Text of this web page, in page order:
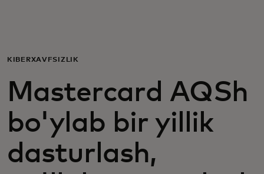
Biznes uchun
Butun dunyo uchun
Innovatorlar uchun
KIBERXAVFSIZLIK
Mastercard AQSh
bo'ylab bir yillik
dasturlash,